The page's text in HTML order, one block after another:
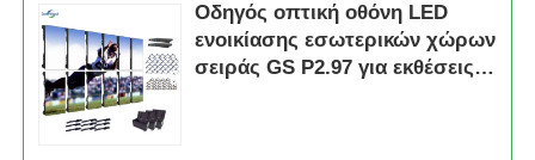
Οδηγός οπτική οθόνη LED
ενοικίασης εσωτερικών χώρων
σειράς GS P2.97 για εκθέσεις,